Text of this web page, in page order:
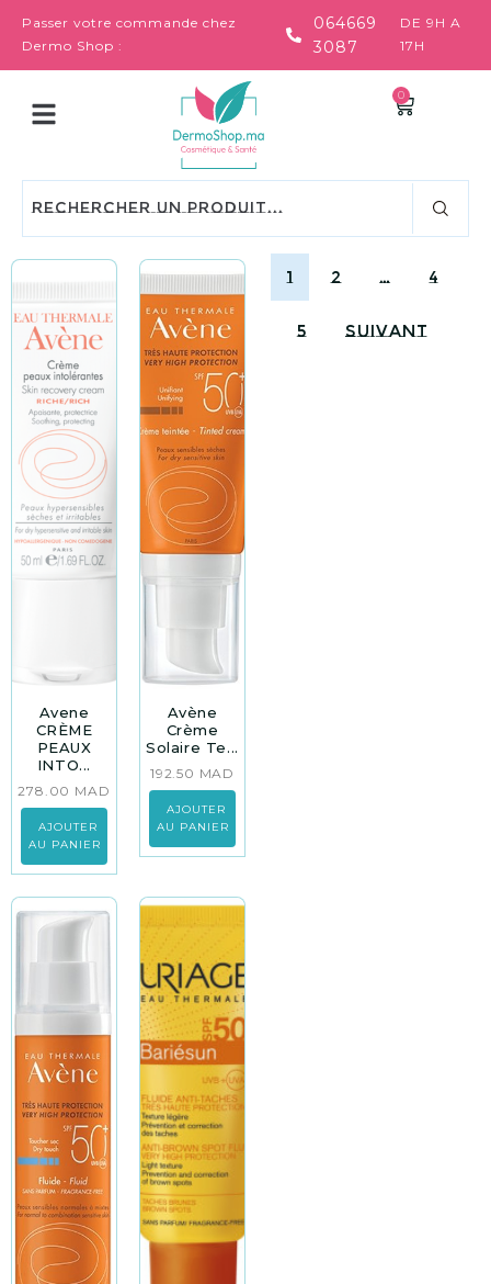
Passer votre commande chez
Dermo Shop :
064669
3087
DE 9H A
17H
0
Avene
CRÈME
PEAUX
INTO...
278.00 MAD
AJOUTER
AU PANIER
Avène
Crème
Solaire Te...
192.50 MAD
AJOUTER
AU PANIER
1 2 … 4
5 Suivant